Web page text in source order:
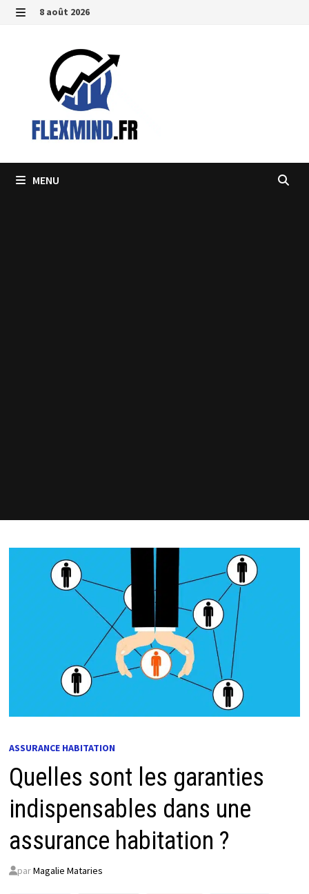
Passer
8 août 2026
MENU
ASSURANCE HABITATION
Quelles sont les garanties
indispensables dans une
assurance habitation ?
parMagalie Mataries